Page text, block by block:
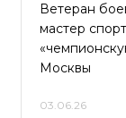
Ветеран
мастер
Москвы
03.06.26